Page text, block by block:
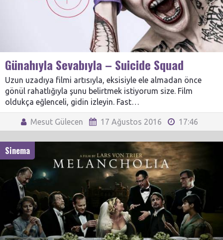
Günahıyla Sevabıyla – Suicide Squad
Uzun uzadıya filmi artısıyla, eksisiyle ele almadan önce
gönül rahatlığıyla şunu belirtmek istiyorum size. Film
oldukça eğlenceli, gidin izleyin. Fast…
Mesut Gülecen 17 Ağustos 2016 17:46
Sinema